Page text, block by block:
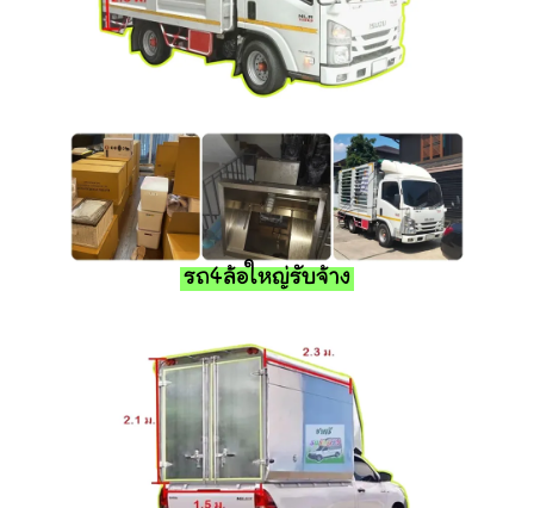
รถ4ล้อใหญ่รับจ้าง